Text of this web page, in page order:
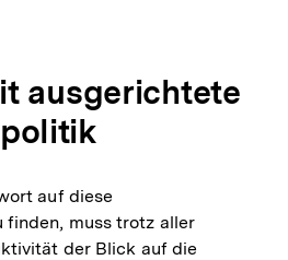
ausgerichtete
auf diese
finden, muss trotz aller
der Blick auf die